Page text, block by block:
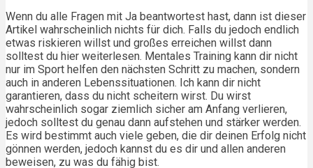
Wenn du alle Fragen mit Ja beantwortest hast, dann ist dieser
Artikel wahrscheinlich nichts für dich. Falls du jedoch endlich
etwas riskieren willst und großes erreichen willst dann
solltest du hier weiterlesen. Mentales Training kann dir nicht
nur im Sport helfen den nächsten Schritt zu machen, sondern
auch in anderen Lebenssituationen. Ich kann dir nicht
garantieren, dass du nicht scheitern wirst. Du wirst
wahrscheinlich sogar ziemlich sicher am Anfang verlieren,
jedoch solltest du genau dann aufstehen und stärker werden.
Es wird bestimmt auch viele geben, die dir deinen Erfolg nicht
gönnen werden, jedoch kannst du es dir und allen anderen
beweisen, zu was du fähig bist.